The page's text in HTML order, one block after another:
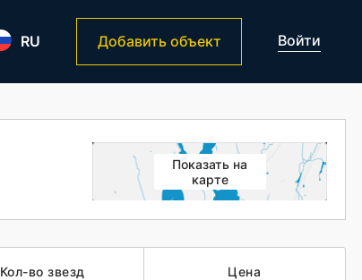
RU Добавить объект Войти
Показать на
карте
Кол-во звезд Цена